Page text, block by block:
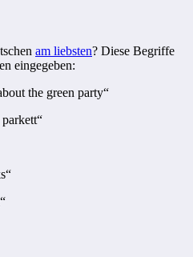
am liebsten? Diese Begriffe
eingegeben:
the green party“